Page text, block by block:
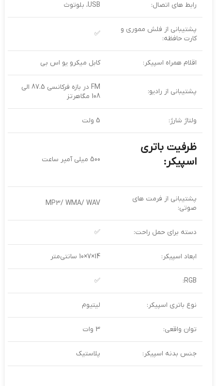
رابط های اتصال: USB، بلوتوث
پشتیبانی از فلش مموری و
کارت حافظه:
✅
اقلام همراه اسپیکر: کابل میکرو یو اس بی
پشتیبانی از رادیو:
FM در بازه فرکانسی 87.5 الی
108 مگاهرتز
ولتاژ شارژ: 5 ولت
ظرفیت باتری
اسپیکر:
500 میلی‌ آمپر ساعت
پشتیبانی از فرمت های
صوتی:
MP3/ WMA/ WAV
دسته برای حمل راحت: ✅
ابعاد اسپیکر: 14×7×10 سانتی‌متر
RGB:
✅
نوع باتری اسپیکر: لیتیوم
توان واقعی: 3 وات
جنس بدنه اسپیکر: پلاستیک